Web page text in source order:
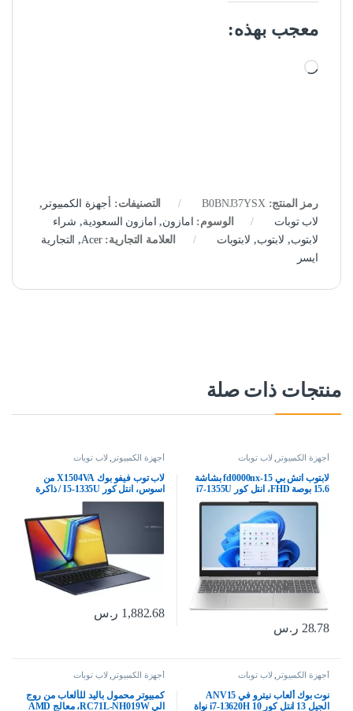
معجب بهذه:
جاري التحميل…
رمز المنتج:B0BNJ37YSX التصنيفات: أجهزة الكمبيوتر ,
لاب توبات
الوسوم: امازون, امازون السعودية, شراء
لابتوب, لابتوب, لابتوبات العلامة التجارية:Acer
, التجارية
ايسر
منتجات ذات صلة
أجهزة الكمبيوتر لاب توبات
لابتوب اتش بي 15-fd0000nx بشاشة
15.6 بوصة FHD، انتل كور i7-1355U
الجيل 13، بطاقة رسومات انتل ايريس
تخزين ذو حالة ثابتة 512 جيجا، ويندوز
28.78 ر.س
أجهزة الكمبيوتر لاب توبات
لاب توب فيفو بوك X1504VA من
اسوس، انتل كور I5-1335U / ذاكرة
كيبورد عربي-إنجليزي
1,882.68 ر.س
أجهزة الكمبيوتر , لاب توبات
نوت بوك ألعاب نيترو في ANV15
الجيل 13 انتل كور i7-13620H 10 نواة
أجهزة الكمبيوتر , لاب توبات
كمبيوتر محمول باليد للألعاب من روج
الي RC71L-NH019W، معالج AMD